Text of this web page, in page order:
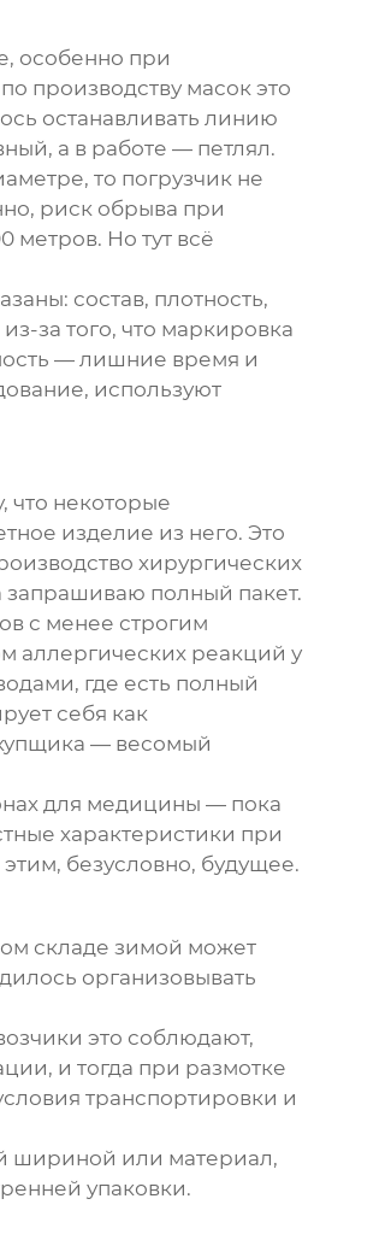
особенно при
производству масок это
останавливать линию
а в работе — петлял.
то погрузчик не
риск обрыва при
метров. Но тут всё
состав, плотность,
за того, что маркировка
— лишние время и
, используют
что некоторые
изделие из него. Это
хирургических
запрашиваю полный пакет.
с менее строгим
аллергических реакций у
где есть полный
себя как
— весомый
для медицины — пока
характеристики при
безусловно, будущее.
складе зимой может
организовывать
это соблюдают,
и тогда при размотке
транспортировки и
шириной или материал,
упаковки.